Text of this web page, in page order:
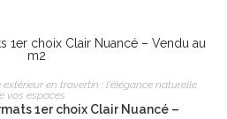
AU PANIER
extérieur en travertin : l'élégance naturelle
vos espaces
1er choix Clair Nuancé –